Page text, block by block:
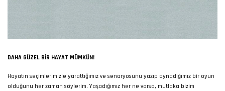
DAHA GÜZEL BIR HAYAT MÜMKÜN!
Hayatın seçimlerimizle yarattığımız ve senaryosunu yazıp oynadığımız bir oyun
olduğunu her zaman söylerim. Yaşadığımız her ne varsa, mutlaka bizim